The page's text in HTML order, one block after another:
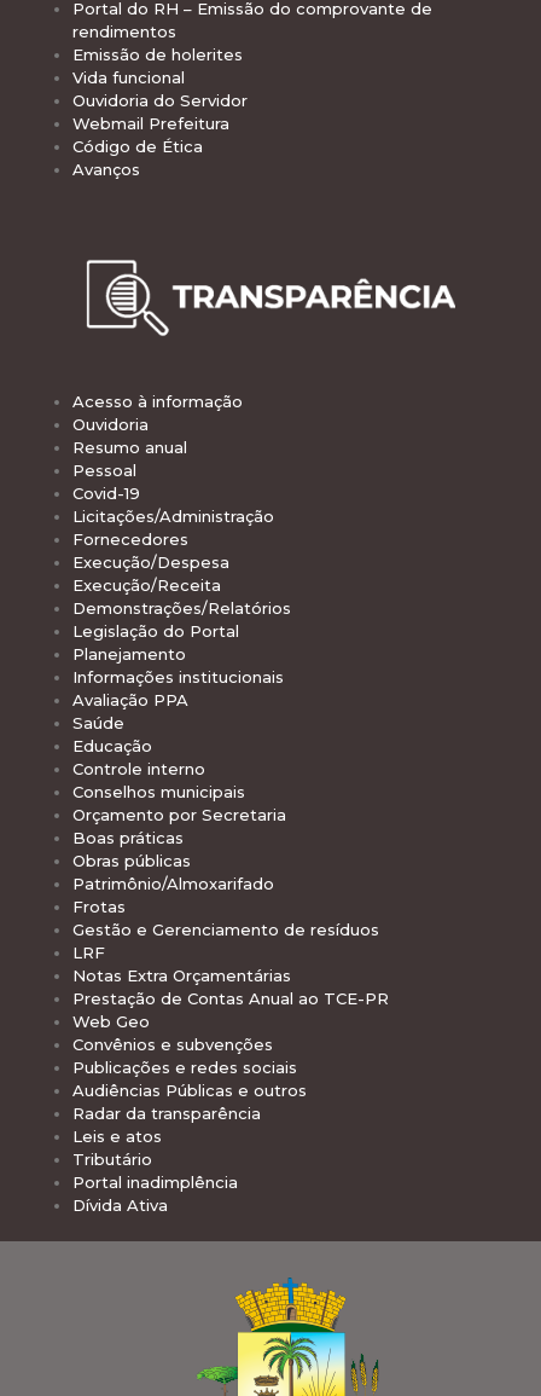
Portal do RH – Emissão do comprovante de
rendimentos
Emissão de holerites
Vida funcional
Ouvidoria do Servidor
Webmail Prefeitura
Código de Ética
Avanços
Acesso à informação
Ouvidoria
Resumo anual
Pessoal
Covid-19
Licitações/Administração
Fornecedores
Execução/Despesa
Execução/Receita
Demonstrações/Relatórios
Legislação do Portal
Planejamento
Informações institucionais
Avaliação PPA
Saúde
Educação
Controle interno
Conselhos municipais
Orçamento por Secretaria
Boas práticas
Obras públicas
Patrimônio/Almoxarifado
Frotas
Gestão e Gerenciamento de resíduos
LRF
Notas Extra Orçamentárias
Prestação de Contas Anual ao TCE-PR
Web Geo
Convênios e subvenções
Publicações e redes sociais
Audiências Públicas e outros
Radar da transparência
Leis e atos
Tributário
Portal inadimplência
Dívida Ativa